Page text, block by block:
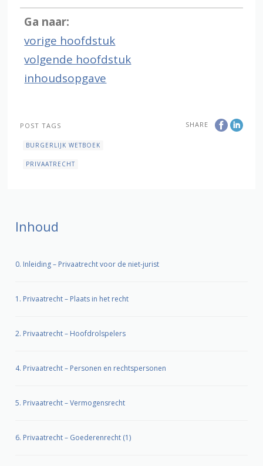
Ga naar:
vorige hoofdstuk
volgende hoofdstuk
inhoudsopgave
SHARE
POST TAGS
BURGERLIJK WETBOEK
PRIVAATRECHT
Inhoud
0. Inleiding – Privaatrecht voor de niet-jurist
1. Privaatrecht – Plaats in het recht
2. Privaatrecht – Hoofdrolspelers
4. Privaatrecht – Personen en rechtspersonen
5. Privaatrecht – Vermogensrecht
6. Privaatrecht – Goederenrecht (1)